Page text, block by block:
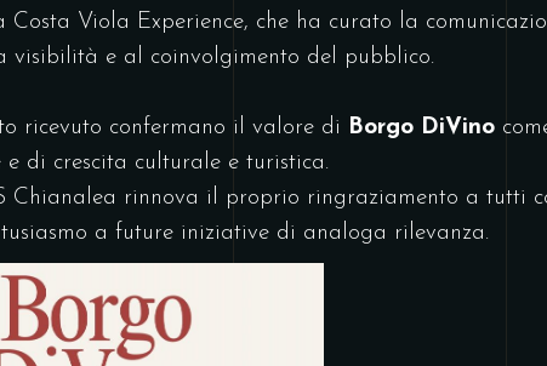
Viola Experience, che ha curato la
visibilità e al coinvolgimento del pubblico.
ricevuto confermano il valore di Borgo DiVino
di crescita culturale e turistica.
Chianalea rinnova il proprio ringraziamento a tutti
a future iniziative di analoga rilevanza.